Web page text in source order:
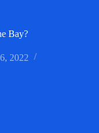
Bay?
2022